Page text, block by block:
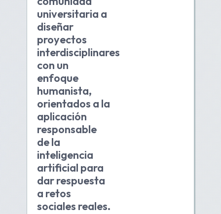
universitaria a
diseñar
proyectos
interdisciplinares
con un
enfoque
humanista,
orientados a la
aplicación
responsable
de la
inteligencia
artificial para
dar respuesta
a retos
sociales reales.